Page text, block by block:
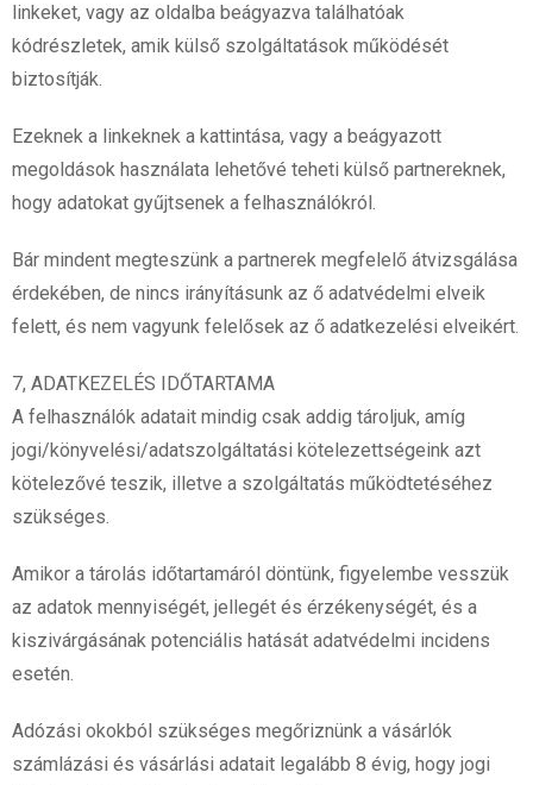
linkeket, vagy az oldalba beágyazva találhatóak
kódrészletek, amik külső szolgáltatások működését
biztosítják.
Ezeknek a linkeknek a kattintása, vagy a beágyazott
megoldások használata lehetővé teheti külső partnereknek,
hogy adatokat gyűjtsenek a felhasználókról.
Bár mindent megteszünk a partnerek megfelelő átvizsgálása
érdekében, de nincs irányításunk az ő adatvédelmi elveik
felett, és nem vagyunk felelősek az ő adatkezelési elveikért.
7, ADATKEZELÉS IDŐTARTAMA
A felhasználók adatait mindig csak addig tároljuk, amíg
jogi/könyvelési/adatszolgáltatási kötelezettségeink azt
kötelezővé teszik, illetve a szolgáltatás működtetéséhez
szükséges.
Amikor a tárolás időtartamáról döntünk, figyelembe vesszük
az adatok mennyiségét, jellegét és érzékenységét, és a
kiszivárgásának potenciális hatását adatvédelmi incidens
esetén.
Adózási okokból szükséges megőriznünk a vásárlók
számlázási és vásárlási adatait legalább 8 évig, hogy jogi